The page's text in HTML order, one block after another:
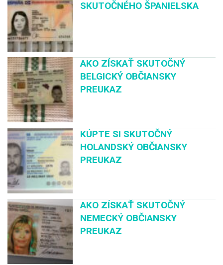
SKUTOČNÉHO ŠPANIELSKA
AKO ZÍSKAŤ SKUTOČNÝ
BELGICKÝ OBČIANSKY
PREUKAZ
KÚPTE SI SKUTOČNÝ
HOLANDSKÝ OBČIANSKY
PREUKAZ
AKO ZÍSKAŤ SKUTOČNÝ
NEMECKÝ OBČIANSKY
PREUKAZ